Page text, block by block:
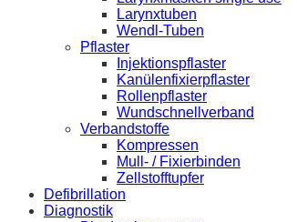
Larynxtuben
Wendl-Tuben
Pflaster
Injektionspflaster
Kanülenfixierpflaster
Rollenpflaster
Wundschnellverband
Verbandstoffe
Kompressen
Mull- / Fixierbinden
Zellstofftupfer
Defibrillation
Diagnostik